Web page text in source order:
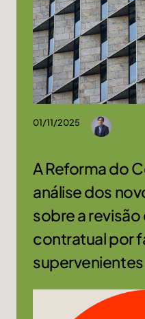
01/11/2025
A Reforma do
análise dos
sobre a
contratual por
supervenientes